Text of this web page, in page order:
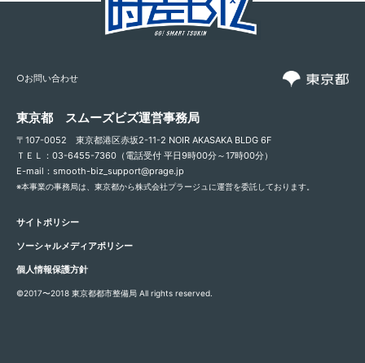
○お問い合わせ
東京都 スムーズビズ運営事務局
〒107-0052 東京都港区赤坂2-11-2 NOIR AKASAKA BLDG 6F
ＴＥＬ：03-6455-7360（電話受付 平日9時00分～17時00分）
E-mail：smooth-biz_support@prage.jp
※本事業の事務局は、東京都から株式会社プラージュ に運営を委託しております。
サイトポリシー
ソーシャルメディアポリシー
個人情報保護方針
©2017〜2018 東京都都市整備局 All rights reserved.